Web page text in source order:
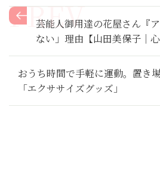
芸能人御用達の花屋さん『
ない」理由【山田美保子｜
手土産】
おうち時間で手軽に運動。置き
「エクササイズグッズ」